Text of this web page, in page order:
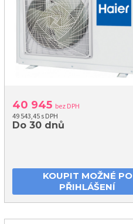
40 945 bez DPH
49 543,45 s DPH
Do 30 dnů
KOUPIT MOŽNÉ PO
PŘIHLÁŠENÍ